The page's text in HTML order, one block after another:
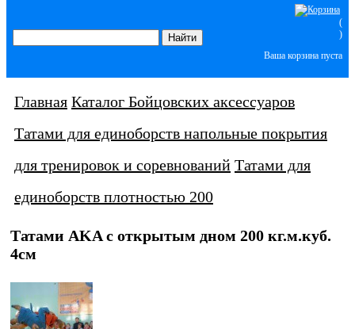
(
)
Ваша корзина пуста
Главная Каталог Бойцовских аксессуаров
Татами для единоборств напольные покрытия
для тренировок и соревнований Татами для
единоборств плотностью 200
Татами AKA с открытым дном 200 кг.м.куб.
4см